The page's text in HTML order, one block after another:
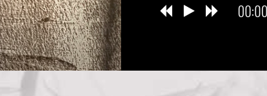
00:00